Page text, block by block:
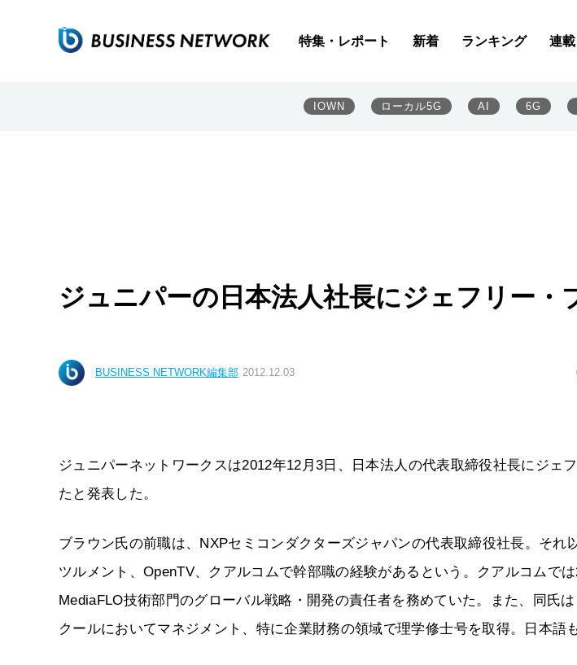
特集・レポート 新着 ランキング 連載
IOWN ローカル5G AI 6G
ジュニパーの日本法人社長にジェフリー・
BUSINESS NETWORK編集部 2012.12.03
ジュニパーネットワークスは2012年12月3日、日本法人の代表取締役社長にジェ
たと発表した。
ブラウン氏の前職は、NXPセミコンダクターズジャパンの代表取締役社長。それ
ツルメント、OpenTV、クアルコムで幹部職の経験があるという。クアルコムでは
MediaFLO技術部門のグローバル戦略・開発の責任者を務めていた。また、同氏
クールにおいてマネジメント、特に企業財務の領域で理学修士号を取得。日本語